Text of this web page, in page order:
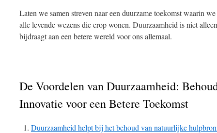
Laten we samen streven naar een duurzame toekomst waarin
alle levende wezens die erop wonen. Duurzaamheid is niet
bijdraagt aan een betere wereld voor ons allemaal.
De Voordelen van Duurzaamheid:
Innovatie voor een Betere Toekomst
Duurzaamheid helpt bij het behoud van natuurlijke